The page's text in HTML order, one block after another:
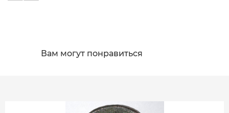
Вам могут понравиться